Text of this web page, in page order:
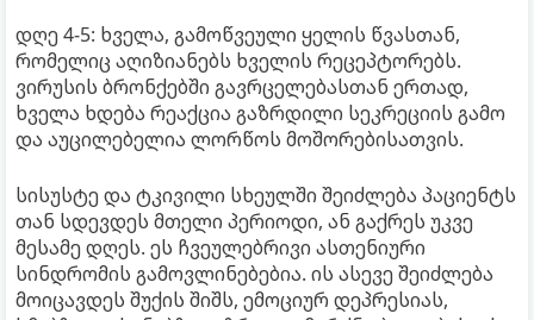
დღე 4-5: ხველა, გამოწვეული ყელის წვასთან,
რომელიც აღიზიანებს ხველის რეცეპტორებს.
ვირუსის ბრონქებში გავრცელებასთან ერთად,
ხველა ხდება რეაქცია გაზრდილი სეკრეციის გამო
და აუცილებელია ლორწოს მოშორებისათვის.
სისუსტე და ტკივილი სხეულში შეიძლება პაციენტს
თან სდევდეს მთელი პერიოდი, ან გაქრეს უკვე
მესამე დღეს. ეს ჩვეულებრივი ასთენიური
სინდრომის გამოვლინებებია. ის ასევე შეიძლება
მოიცავდეს შუქის შიშს, ემოციურ დეპრესიას,